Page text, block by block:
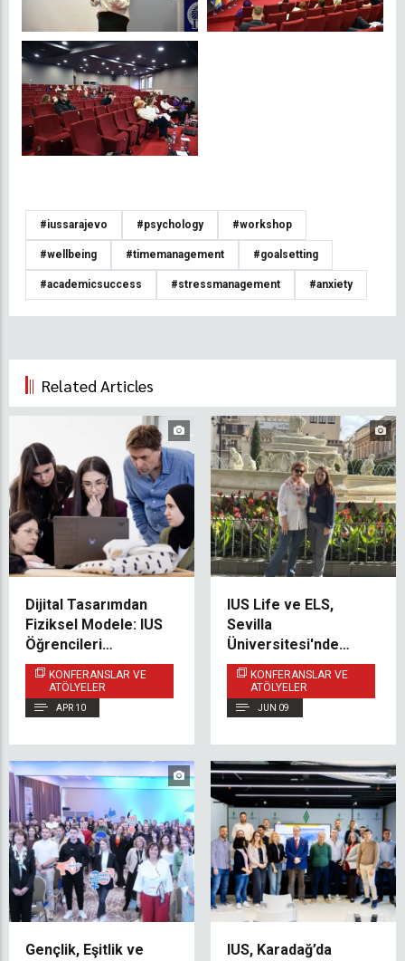
#iussarajevo #psychology #workshop
#wellbeing #timemanagement #goalsetting
#academicsuccess #stressmanagement #anxiety
Related Articles
Dijital Tasarımdan
Fiziksel Modele: IUS
Öğrencileri
Uygulamalı Üretim
Deneyimi Kazandı
KONFERANSLAR VE
ATÖLYELER
APR 10
IUS Life ve ELS,
Sevilla
Üniversitesi'nde
Düzenlenen
Erasmus+ Personel
Haftası'na Katıldı
KONFERANSLAR VE
ATÖLYELER
JUN 09
Gençlik, Eşitlik ve IUS, Karadağ’da